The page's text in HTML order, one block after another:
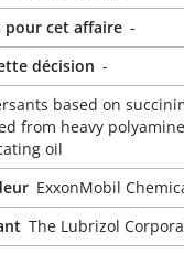
pour cet affaire -
décision -
based on
from heavy
oil
ExxonMobil
The Lubrizol